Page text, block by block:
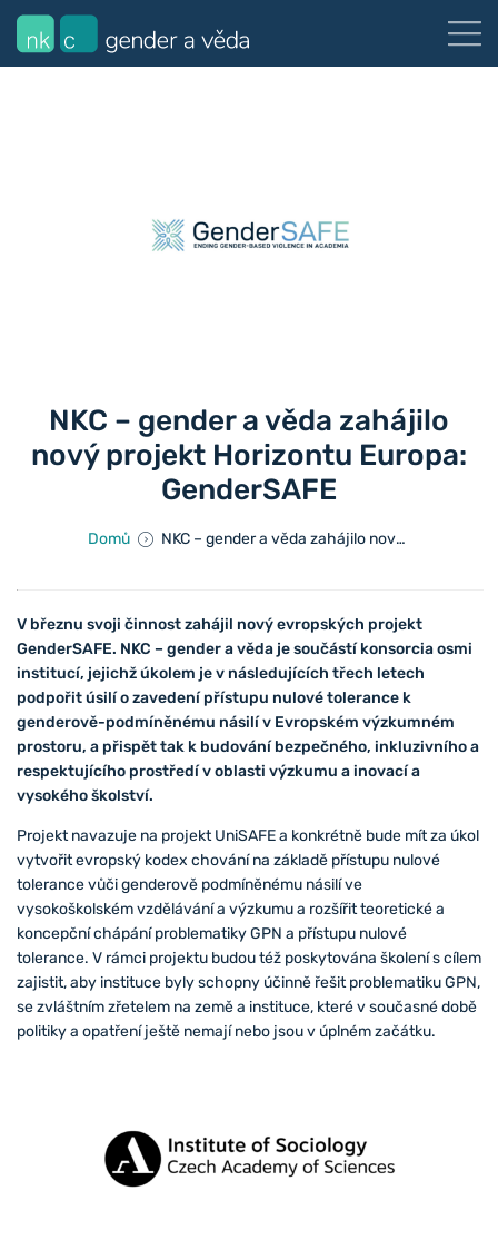
NKC – gender a věda zahájilo
nový projekt Horizontu Europa:
GenderSAFE
Domů NKC – gender a věda zahájilo nový projekt Horizontu Europa: GenderSAFE
V březnu svoji činnost zahájil nový evropských projekt
GenderSAFE. NKC – gender a věda je součástí konsorcia osmi
institucí, jejichž úkolem je v následujících třech letech
podpořit úsilí o zavedení přístupu nulové tolerance k
genderově-podmíněnému násilí v Evropském výzkumném
prostoru, a přispět tak k budování bezpečného, inkluzivního a
respektujícího prostředí v oblasti výzkumu a inovací a
vysokého školství.
Projekt navazuje na projekt UniSAFE a konkrétně bude mít za úkol
vytvořit evropský kodex chování na základě přístupu nulové
tolerance vůči genderově podmíněnému násilí ve
vysokoškolském vzdělávání a výzkumu a rozšířit teoretické a
koncepční chápání problematiky GPN a přístupu nulové
tolerance. V rámci projektu budou též poskytována školení s cílem
zajistit, aby instituce byly schopny účinně řešit problematiku GPN,
se zvláštním zřetelem na země a instituce, které v současné době
politiky a opatření ještě nemají nebo jsou v úplném začátku.